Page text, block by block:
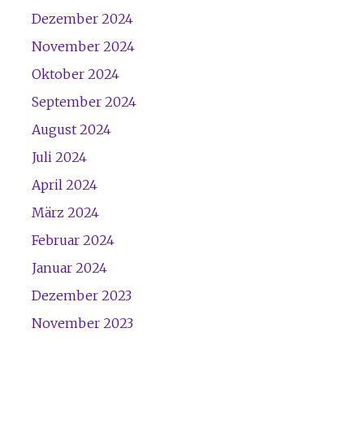
Dezember 2024
November 2024
Oktober 2024
September 2024
August 2024
Juli 2024
April 2024
März 2024
Februar 2024
Januar 2024
Dezember 2023
November 2023